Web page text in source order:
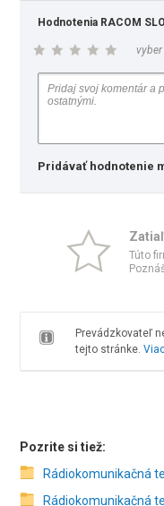
Hodnotenia RACOM
Pridávať hodnotenie
Túto
Prevádzkovateľ
tejto stránke.
Pozrite si tiež:
Rádiokomunikačná
Rádiokomunikačná